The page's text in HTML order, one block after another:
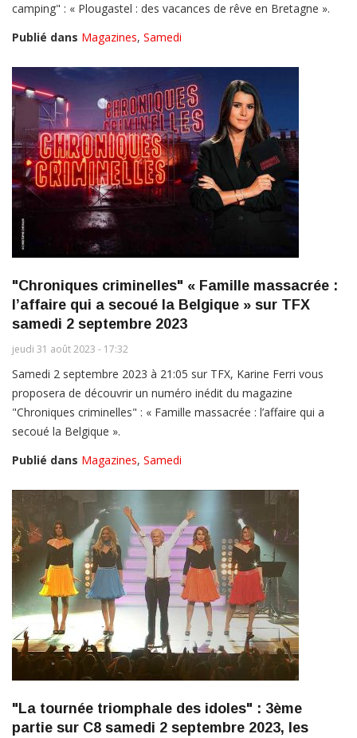
camping" : « Plougastel : des vacances de rêve en Bretagne ».
Publié dans Magazines, Samedi
"Chroniques criminelles" « Famille massacrée :
l’affaire qui a secoué la Belgique » sur TFX
samedi 2 septembre 2023
jeudi 31 août 2023 - 17:32
Samedi 2 septembre 2023 à 21:05 sur TFX, Karine Ferri vous
proposera de découvrir un numéro inédit du magazine
"Chroniques criminelles" : « Famille massacrée : l’affaire qui a
secoué la Belgique ».
Publié dans Magazines, Samedi
"La tournée triomphale des idoles" : 3ème
partie sur C8 samedi 2 septembre 2023, les